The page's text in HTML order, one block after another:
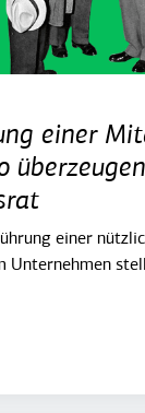
einer
einer
Unternehmen